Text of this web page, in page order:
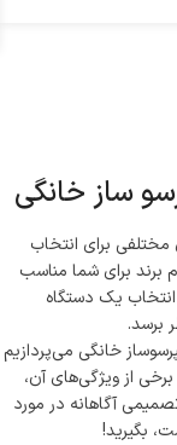
ساز خانگی
برای انتخاب
برند برای شما مناسب
یک دستگاه
برسد.
خانگی می‌پردازیم
از ویژگی‌های آن،
آگاهانه در مورد
بگیرید!